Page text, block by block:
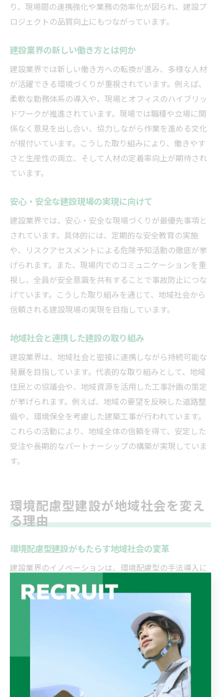
り、現場間の連携強化や業務の効率化が図られ、建設プ
ロジェクトの品質向上にもつながっています。
建設業界の新しい働き方とは何か
建設業界では新しい働き方への転換が進み、多様な人材
が活躍できる環境づくりが重視されています。例えば、
柔軟な勤務体系の導入や、現場とオフィスのハイブリッ
ドワークが推進されています。現場では職種や立場に関
係なく意見を出し合い、協力しながら作業を進める文化
が根付いています。こうした取り組みにより、働きやす
さと生産性の両立、そして人材の定着率向上が期待され
ています。
安心・安全な建設現場の実現に向けて
建設業界では、安心・安全な現場づくりが最優先事項と
されています。具体的には、定期的な安全教育の実施
や、リスクアセスメントによる危険予知活動の徹底が挙
げられます。また、現場内でのコミュニケーションを重
視し、全員が安全意識を共有することで事故防止につな
げています。こうした取り組みを通じて、地域社会から
信頼される建設現場の実現を目指しています。
地域社会と連携した建設の取り組み
建設業界は、地域社会と密接に連携しながら持続可能な
発展を目指しています。代表的な取り組みとして、地域
住民との協議会や、地域資源を活用した工事計画の策定
が挙げられます。例えば、地域の要望を反映した道路整
備や、環境保全を考慮した建築工事が行われています。
これらの活動により、地域全体の信頼を得て、安定した
受注や長期的なパートナーシップの構築が実現していま
す。
環境配慮型建設が地域社会を変え
る理由
環境配慮型建設がもたらす地域社会の変革
建設業界のイノベーションは、環境配慮型の手法導入に
よって愛知県額田郡幸田町や岡崎市の地域社会に大きな
変革をもたらしています。なぜなら、従来の建設手法で
は地域環境への配慮が十分でなかった一方、最新の建設
技術や省資源化の取り組みが進むことで、持続可能なま
ちづくりが実現しつつあるためです。例えば、現場ごと
の条件に応じて再生資材を活用する事例や、騒音・振動
を抑えた工法の導入などが挙げられます。こうした実践
は、地域住民の生活環境の向上と、信頼される建設業界